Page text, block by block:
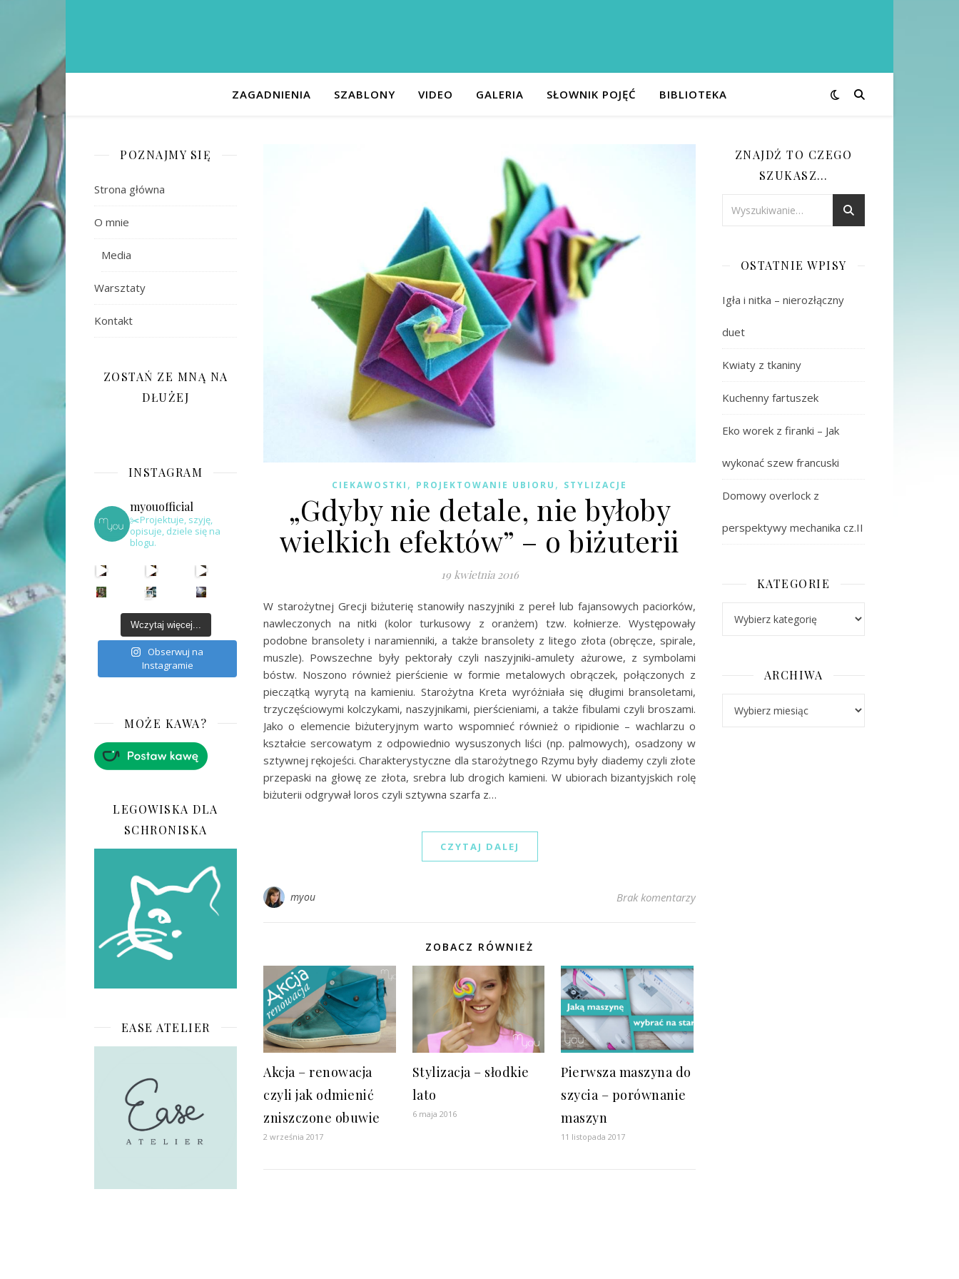
ZAGADNIENIA SZABLONY VIDEO GALERIA SŁOWNIK POJĘĆ BIBLIOTEKA
POZNAJMY SIĘ
Strona główna
O mnie
Media
Warsztaty
Kontakt
ZOSTAŃ ZE MNĄ NA
DŁUŻEJ
INSTAGRAM
myouofficial
✂️Projektuje, szyję,
opisuje, dziele się na
blogu.
Wczytaj więcej...
Obserwuj na
Instagramie
MOŻE KAWA?
LEGOWISKA DLA
SCHRONISKA
EASE ATELIER
CIEKAWOSTKI , PROJEKTOWANIE UBIORU , STYLIZACJE
„Gdyby nie detale, nie byłoby
wielkich efektów” – o biżuterii
19 kwietnia 2016
W starożytnej Grecji biżuterię stanowiły naszyjniki z pereł lub fajansowych paciorków,
nawleczonych na nitki (kolor turkusowy z oranżem) tzw. kołnierze. Występowały
podobne bransolety i naramienniki, a także bransolety z litego złota (obręcze, spirale,
muszle). Powszechne były pektorały czyli naszyjniki-amulety ażurowe, z symbolami
bóstw. Noszono również pierścienie w formie metalowych obrączek, połączonych z
pieczątką wyrytą na kamieniu. Starożytna Kreta wyróżniała się długimi bransoletami,
trzyczęściowymi kolczykami, naszyjnikami, pierścieniami, a także fibulami czyli broszami.
Jako o elemencie biżuteryjnym warto wspomnieć również o ripidionie – wachlarzu o
kształcie sercowatym z odpowiednio wysuszonych liści (np. palmowych), osadzony w
sztywnej rękojeści. Charakterystyczne dla starożytnego Rzymu były diademy czyli złote
przepaski na głowę ze złota, srebra lub drogich kamieni. W ubiorach bizantyjskich rolę
biżuterii odgrywał loros czyli sztywna szarfa z…
CZYTAJ DALEJ
myou Brak komentarzy
ZOBACZ RÓWNIEŻ
Akcja – renowacja
czyli jak odmienić
zniszczone obuwie
2 września 2017
Stylizacja – słodkie
lato
6 maja 2016
Pierwsza maszyna do
szycia – porównanie
maszyn
11 listopada 2017
ZNAJDŹ TO CZEGO
SZUKASZ…
OSTATNIE WPISY
Igła i nitka – nierozłączny
duet
Kwiaty z tkaniny
Kuchenny fartuszek
Eko worek z firanki – Jak
wykonać szew francuski
Domowy overlock z
perspektywy mechanika cz.II
KATEGORIE
ARCHIWA